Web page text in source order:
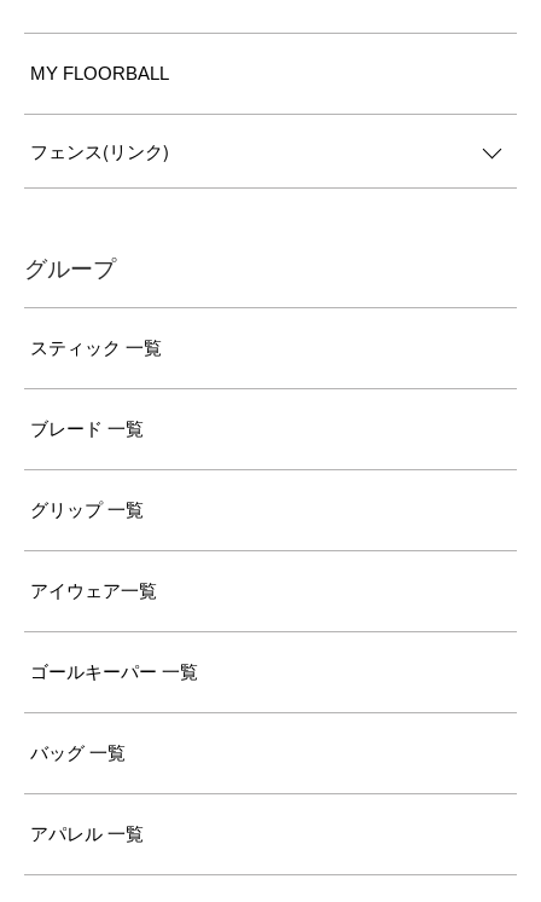
MY FLOORBALL
フェンス(リンク)
グループ
スティック 一覧
ブレード 一覧
グリップ 一覧
アイウェア一覧
ゴールキーパー 一覧
バッグ 一覧
アパレル 一覧